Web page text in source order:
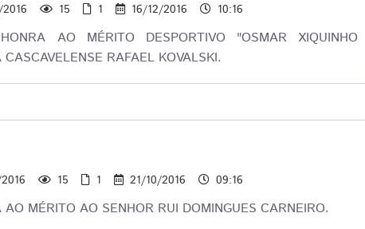
15 1 16/12/2016 10:16
AO MÉRITO DESPORTIVO "OSMAR XIQUINHO
RAFAEL KOVALSKI.
15 1 21/10/2016 09:16
MÉRITO AO SENHOR RUI DOMINGUES CARNEIRO.